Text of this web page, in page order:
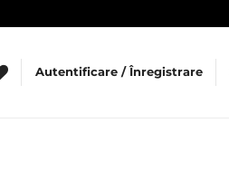
Autentificare / Înregistrare